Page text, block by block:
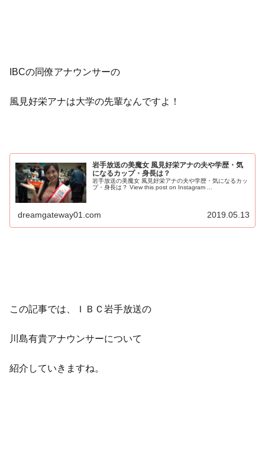
IBCの同僚アナウンサーの
風見好栄アナは大学の先輩なんですよ！
岩手放送の美魔女 風見好栄アナの夫や学歴・気
になるカップ・身長は？
岩手放送の美魔女 風見好栄アナの夫や学歴・気になるカッ
プ・身長は？ View this post on Instagram ...
dreamgateway01.com 2019.05.13
この記事では、ＩＢＣ岩手放送の
川島有貴アナウンサーについて
紹介していきますね。